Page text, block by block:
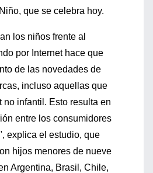
que se celebra hoy.
los niños frente al
por Internet hace que
de las novedades de
incluso aquellas que
no infantil. Esto resulta en
entre los consumidores
explica el estudio, que
hijos menores de nueve
Argentina, Brasil, Chile,